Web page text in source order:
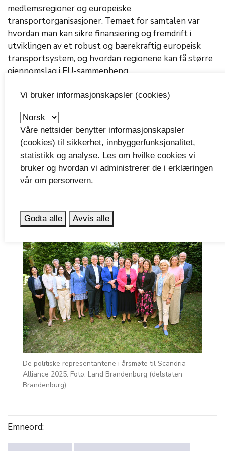
medlemsregioner og europeiske
transportorganisasjoner. Temaet for samtalen var
hvordan man kan sikre finansiering og fremdrift i
utviklingen av et robustog bærekraftig europeisk
transportsystem, og hvordan regionene kan få større
gjennomslag i EU-sammenheng.
Dette er
Alliansener etsamarbeidsforum for regioner langs
EUsScanMed-korridor – fra Skandinavia til
Adriaterhavet.Østlandssamarbeidetrepresenterer de
norske fylkeskommunene i alliansen.
transportnettet
, som også går under navnet,
De politiske representantene i årsmøte til Scandria
Alliance 2025. Foto: Land Brandenburg (delstaten
Brandenburg)
Emneord:
Vi bruker informasjonskapsler (cookies)
Våre nettsider benytter informasjonskapsler
(cookies) til sikkerhet, innbyggerfunksjonalitet,
statistikk og analyse. Les om hvilke cookies vi
bruker og hvordan vi administrerer de i erklæringen
vår om personvern.
Godta alle Avvis alle